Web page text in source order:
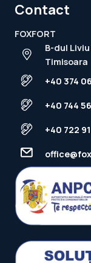
Contact
FOXFORT
B-dul Liviu
Timisoara
+40 374
+40 744
+40 722